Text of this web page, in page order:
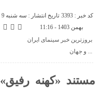
کد خبر : 3393
تاریخ انتشار : سه شنبه 9
بهمن 1403 - 11:16
بروزترین خبر سینمای ایران
و جهان ...
مستند «کهنه رفیق»